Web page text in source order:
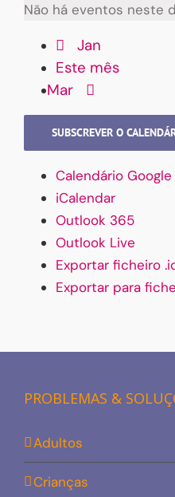
Não há eventos neste
Jan
Este mês
Mar
SUBSCREVER O
Calendário Google
iCalendar
Outlook 365
Outlook Live
Exportar ficheiro
Exportar para
PROBLEMAS &
Adultos
Crianças